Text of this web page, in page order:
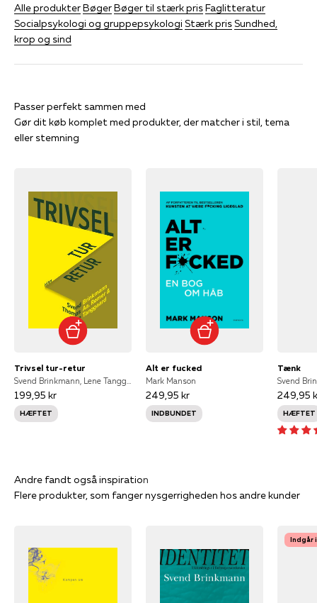
Alle produkterBøgerBøger til stærk prisFaglitteratur
Socialpsykologi og gruppepsykologi Stærk prisSundhed,
krop og sind
Gør dit køb komplet med produkter, der matcher i stil, tema
eller stemning
Trivsel tur-retur
199,95 kr
HÆFTET
Alt er fucked
Mark Manson
249,95 kr
INDBUNDET
Tænk
Svend
249,95
HÆFTET
Flere produkter, som fanger nysgerrigheden hos andre kunder
Indgår